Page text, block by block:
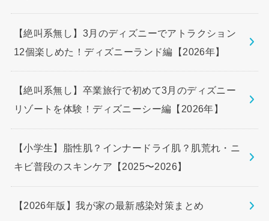
【絶叫系無し】3月のディズニーでアトラクション
12個楽しめた！ディズニーランド編【2026年】
【絶叫系無し】卒業旅行で初めて3月のディズニー
リゾートを体験！ディズニーシー編【2026年】
【小学生】脂性肌？インナードライ肌？肌荒れ・ニ
キビ普段のスキンケア【2025〜2026】
【2026年版】我が家の最新感染対策まとめ